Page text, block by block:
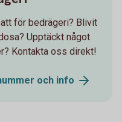
för bedrägeri? Blivit
Upptäckt något
Kontakta oss direkt!
och info